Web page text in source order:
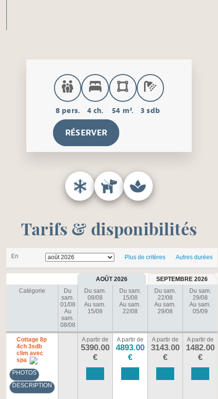
8 pers. 4 ch. 54 m². 3 sdb
RÉSERVER
Tarifs & disponibilités
En Plus de critères Autres durées
AOÛT 2026
SEPTEMBRE 2026
Catégorie
Du
sam.
01/08
Au
sam.
08/08
Du sam.
08/08
Au sam.
15/08
Du sam.
15/08
Au sam.
22/08
Du sam.
22/08
Au sam.
29/08
Du sam.
29/08
Au sam.
05/09
Cottage 8p
4ch 3sdb
clim avec
spa
PHOTOS
DESCRIPTION
A partir de
5390.00
€
A partir de
4893.00
€
A partir de
3143.00
€
A partir de
1482.00
€